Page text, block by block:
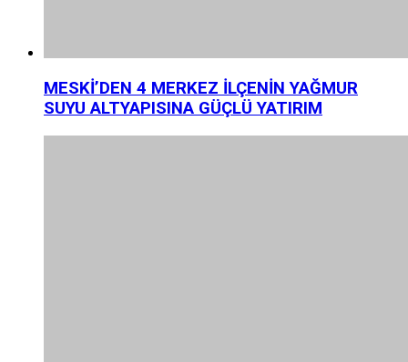
MESKİ’DEN 4 MERKEZ İLÇENİN YAĞMUR
SUYU ALTYAPISINA GÜÇLÜ YATIRIM